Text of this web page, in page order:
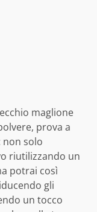
maglione
prova a
non solo
riutilizzando un
potrai così
gli
un tocco